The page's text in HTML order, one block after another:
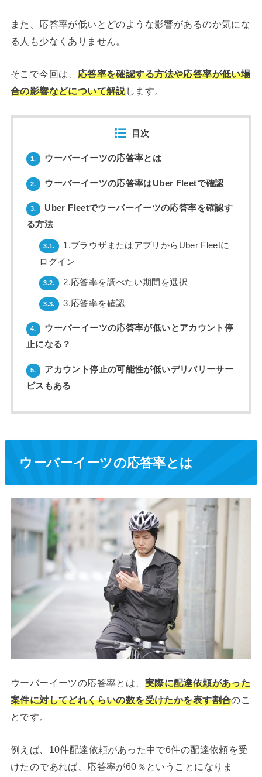
また、応答率が低いとどのような影響があるのか気にな
る人も少なくありません。
そこで今回は、 応答率を確認する方法や応答率が低い場
合の影響などについて解説します。
目次
1. ウーバーイーツの応答率とは
2. ウーバーイーツの応答率はUber Fleetで確認
3.
Uber Fleetでウーバーイーツの応答率を確認す
る方法
3.1.
1.ブラウザまたはアプリからUber Fleetに
ログイン
3.2. 2.応答率を調べたい期間を選択
3.3. 3.応答率を確認
4.
ウーバーイーツの応答率が低いとアカウント停
止になる？
5.
アカウント停止の可能性が低いデリバリーサー
ビスもある
ウーバーイーツの応答率とは
ウーバーイーツの応答率とは、 実際に配達依頼があった
案件に対してどれくらいの数を受けたかを表す割合のこ
とです。
例えば、10件配達依頼があった中で6件の配達依頼を受
けたのであれば、応答率が60％ということになりま